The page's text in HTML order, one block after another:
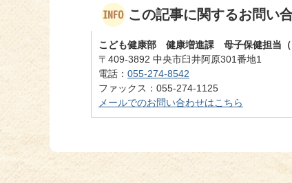
この記事に関するお問い
こども健康部 健康増進課 母子保健担当（
〒409-3892 中央市臼井阿原301番地1
電話： 055-274-8542
ファックス：055-274-1125
メールでのお問い合わせはこちら